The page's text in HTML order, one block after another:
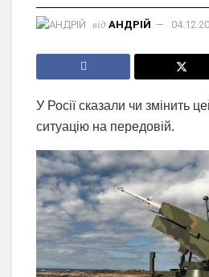
від АНДРІЙ
У Росії сказали чи змінить
ситуацію на передовій.